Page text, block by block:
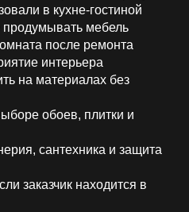
в кухне-гостиной
мебель
после ремонта
интерьера
на материалах без
обоев, плитки и
сантехника и защита
заказчик находится в